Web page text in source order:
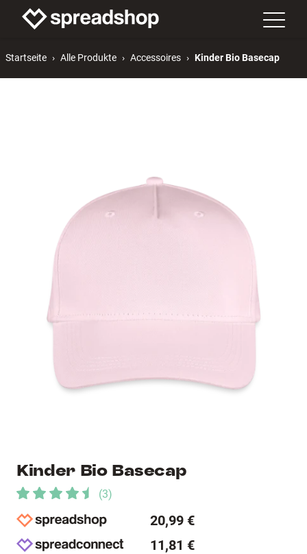
Startseite Alle Produkte Accessoires Kinder Bio Basecap
Kinder Bio Basecap
(3)
20,99 €
11,81 €